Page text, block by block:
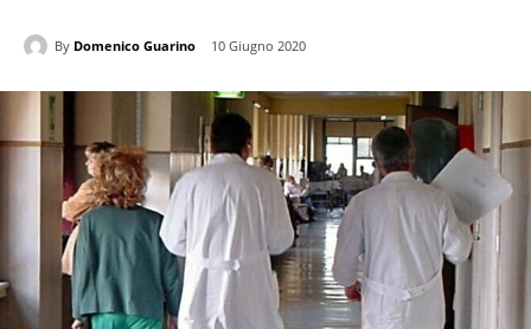
By Domenico Guarino 10 Giugno 2020